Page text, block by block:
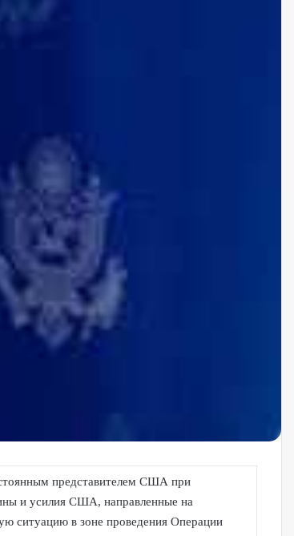
представителем США при
и усилия США, направленные на
ситуацию в зоне проведения Операции